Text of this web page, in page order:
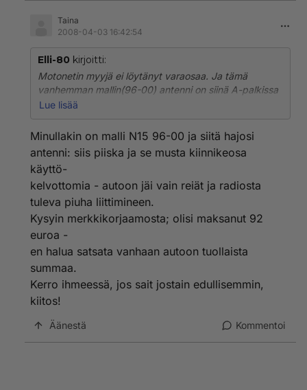
Taina
2008-04-03 16:42:54
Elli-80 kirjoitti:
Motonetin myyjä ei löytänyt varaosaa. Ja tämä
vanhemman mallin(96-00) antenni on siinä A-palkissa
ja siinä on mukana se johto radiolle asti. Nyt lähden
Lue lisää
Minullakin on malli N15 96-00 ja siitä hajosi
antenni: siis piiska ja se musta kiinnikeosa
käyttö-
kelvottomia - autoon jäi vain reiät ja radiosta
tuleva piuha liittimineen.
Kysyin merkkikorjaamosta; olisi maksanut 92
euroa -
en halua satsata vanhaan autoon tuollaista
summaa.
Kerro ihmeessä, jos sait jostain edullisemmin,
kiitos!
Äänestä Kommentoi